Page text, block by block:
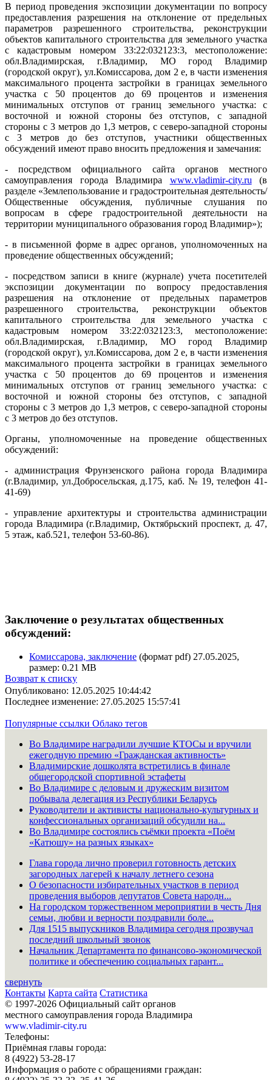
В период проведения экспозиции документации по вопросу
предоставления разрешения на отклонение от предельных
параметров разрешенного строительства, реконструкции
объектов капитального строительства для земельного участка
с кадастровым номером 33:22:032123:3, местоположение:
обл.Владимирская, г.Владимир, МО город Владимир
(городской округ), ул.Комиссарова, дом 2 е, в части изменения
максимального процента застройки в границах земельного
участка с 50 процентов до 69 процентов и изменения
минимальных отступов от границ земельного участка: с
восточной и южной стороны без отступов, с западной
стороны с 3 метров до 1,3 метров, с северо-западной стороны
с 3 метров до без отступов, участники общественных
обсуждений имеют право вносить предложения и замечания:
- посредством официального сайта органов местного
самоуправления города Владимира www.vladimir-city.ru (в
разделе «Землепользование и градостроительная деятельность/
Общественные обсуждения, публичные слушания по
вопросам в сфере градостроительной деятельности на
территории муниципального образования город Владимир»);
- в письменной форме в адрес органов, уполномоченных на
проведение общественных обсуждений;
- посредством записи в книге (журнале) учета посетителей
экспозиции документации по вопросу предоставления
разрешения на отклонение от предельных параметров
разрешенного строительства, реконструкции объектов
капитального строительства для земельного участка с
кадастровым номером 33:22:032123:3, местоположение:
обл.Владимирская, г.Владимир, МО город Владимир
(городской округ), ул.Комиссарова, дом 2 е, в части изменения
максимального процента застройки в границах земельного
участка с 50 процентов до 69 процентов и изменения
минимальных отступов от границ земельного участка: с
восточной и южной стороны без отступов, с западной
стороны с 3 метров до 1,3 метров, с северо-западной стороны
с 3 метров до без отступов.
Органы, уполномоченные на проведение общественных
обсуждений:
- администрация Фрунзенского района города Владимира
(г.Владимир, ул.Добросельская, д.175, каб. № 19, телефон 41-
41-69)
- управление архитектуры и строительства администрации
города Владимира (г.Владимир, Октябрьский проспект, д. 47,
5 этаж, каб.521, телефон 53-60-86).
Заключение о результатах общественных
обсуждений:
Комиссарова, заключение (формат pdf) 27.05.2025,
размер: 0.21 MB
Возврат к списку
Опубликовано: 12.05.2025 10:44:42
Последнее изменение: 27.05.2025 15:57:41
Популярные ссылки Облако тегов
Во Владимире наградили лучшие КТОСы и вручили
ежегодную премию «Гражданская активность»
Владимирские дошколята встретились в финале
общегородской спортивной эстафеты
Во Владимире с деловым и дружеским визитом
побывала делегация из Республики Беларусь
Руководители и активисты национально-культурных и
конфессиональных организаций обсудили на...
Во Владимире состоялись съёмки проекта «Поём
«Катюшу» на разных языках»
Глава города лично проверил готовность детских
загородных лагерей к началу летнего сезона
О безопасности избирательных участков в период
проведения выборов депутатов Совета народн...
На городском торжественном мероприятии в честь Дня
семьи, любви и верности поздравили боле...
Для 1515 выпускников Владимира сегодня прозвучал
последний школьный звонок
Начальник Департамента по финансово-экономической
политике и обеспечению социальных гарант...
свернуть
Контакты Карта сайта Статистика
© 1997-2026 Официальный сайт органов
местного самоуправления города Владимира
www.vladimir-city.ru
Телефоны:
Приёмная главы города:
8 (4922) 53-28-17
Информация о работе с обращениями граждан: